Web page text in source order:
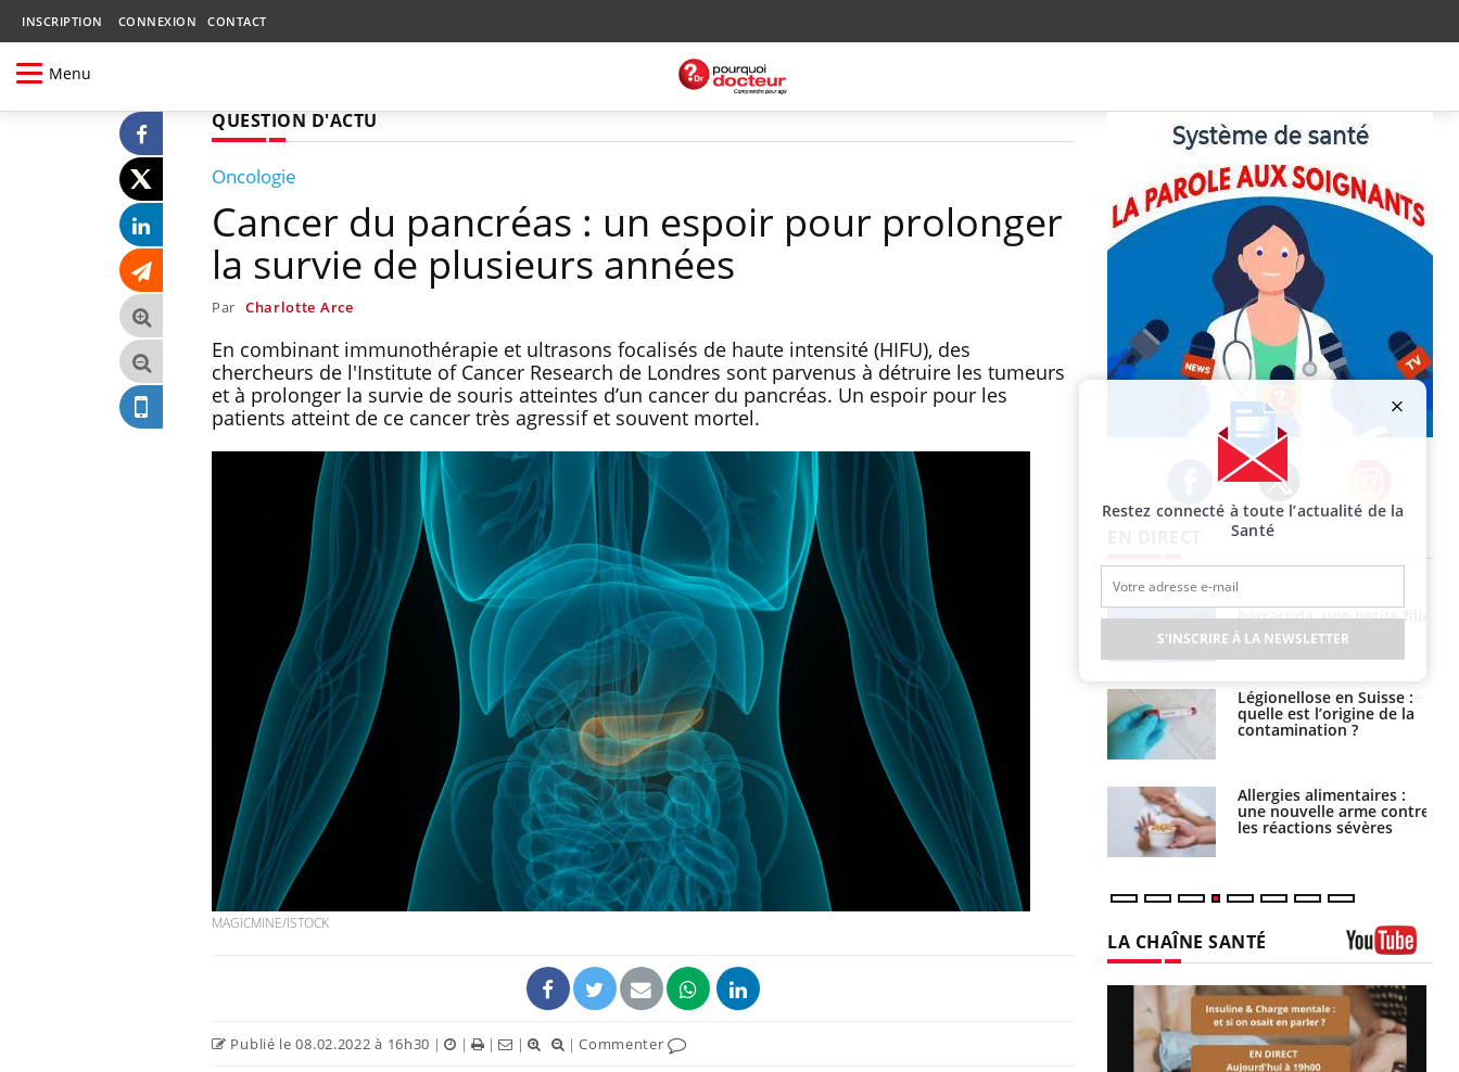
INSCRIPTION CONNEXION CONTACT
Menu
QUESTION D'ACTU
Oncologie
Cancer du pancréas : un espoir pour prolonger
la survie de plusieurs années
Par Charlotte Arce
En combinant immunothérapie et ultrasons focalisés de haute intensité (HIFU), des
chercheurs de l'Institute of Cancer Research de Londres sont parvenus à détruire les tumeurs
et à prolonger la survie de souris atteintes d’un cancer du pancréas. Un espoir pour les
patients atteint de ce cancer très agressif et souvent mortel.
MAGICMINE/ISTOCK
Publié le 08.02.2022 à 16h30 | | | | |Commenter
Facebook Twitter Instagram
Fortes chaleurs :
pourquoi le risque de
noyade grimpe-t-il ?
Le Viagra pourrait-il
freiner la propagation du
cancer ?
Pourquoi manger moins
de protéines pourrait
finalement être bénéfique
Grossesse et chaleur : ce
que dit la science
Le smartphone nuit-il à
l'apprentissage de la
lecture ?
Mordue par une tique en
vacances, elle reste dans
le coma pendant 42 jours
Mordue par un
barracuda, une petite fille
secourue grâce à un
réflexe essentiel
Légionellose en Suisse :
quelle est l’origine de la
contamination ?
Allergies alimentaires :
une nouvelle arme contre
les réactions sévères
sommeil des enfants en
vacances ?
Bilan prévention : ce que
les kinés pourront
bientôt faire
TDAH : quel est ce
traitement autorisé aux
États-Unis ?
LA CHAÎNE SANTÉ
Restez connecté à toute l’actualité de la
Santé
S'INSCRIRE À LA NEWSLETTER